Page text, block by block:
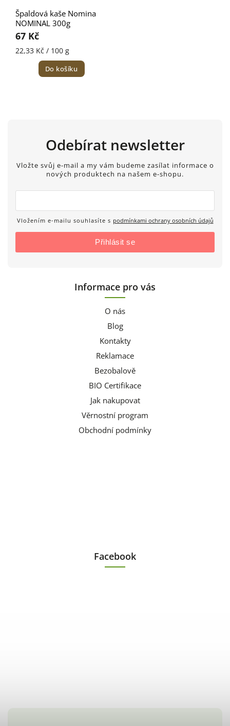
Špaldová kaše Nomina
NOMINAL 300g
67 Kč
22,33 Kč / 100 g
Do košíku
Odebírat newsletter
Vložte svůj e-mail a my vám budeme zasílat informace o
nových produktech na našem e-shopu.
Vložením e-mailu souhlasíte s podmínkami ochrany osobních údajů
Přihlásit se
Informace pro vás
O nás
Blog
Kontakty
Reklamace
Bezobalově
BIO Certifikace
Jak nakupovat
Věrnostní program
Obchodní podmínky
Facebook